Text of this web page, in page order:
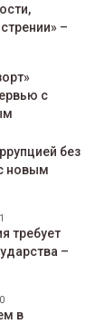
–
с
без
новым
требует
–
в